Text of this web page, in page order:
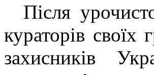
Після
кураторів
захисників